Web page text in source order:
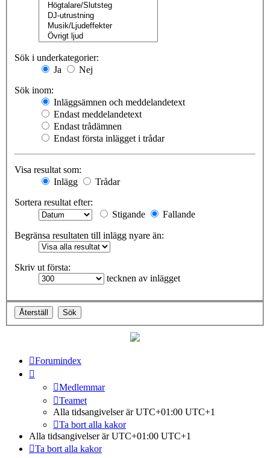
Sök i underkategorier:
Ja
Nej
Sök inom:
Inläggsämnen och meddelandetext
Endast meddelandetext
Endast trådämnen
Endast första inlägget i trådar
Visa resultat som:
Inlägg
Trådar
Sortera resultat efter:
Stigande
Fallande
Begränsa resultaten till inlägg nyare än:
Skriv ut första:
tecknen av inlägget
Forumindex
Medlemmar
Teamet
Alla tidsangivelser är UTC+01:00 UTC+1
Ta bort alla kakor
Alla tidsangivelser är UTC+01:00 UTC+1
Ta bort alla kakor